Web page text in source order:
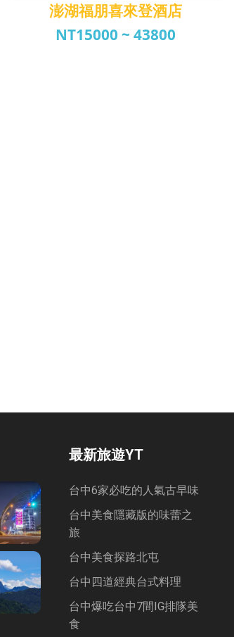
澎湖福朋喜來登酒店
NT15000 ~ 43800
最新旅遊YT
台中6家必吃的人氣古早味
台中美食隱藏版的味蕾之
旅
台中美食探路北屯
台中四道經典台式料理
台中爆吃台中7間IG排隊美
食